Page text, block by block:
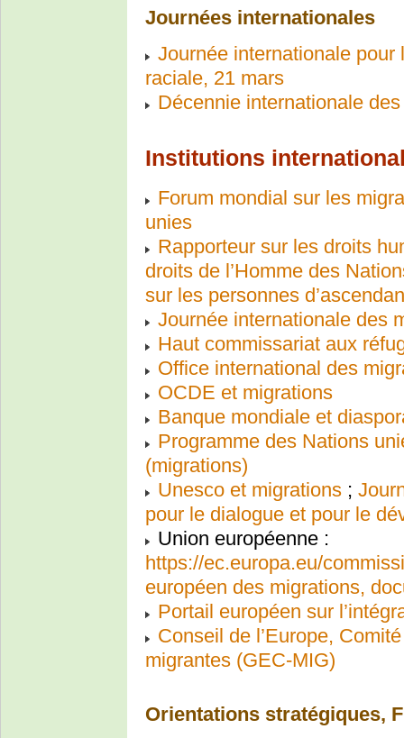
Journées internationales
Journée internationale pour
raciale, 21 mars
Décennie internationale
Institutions
Forum mondial sur les
unies
Rapporteur sur les droits
droits de l’Homme des
sur les personnes
Journée internationale des
Haut commissariat aux
Office international des
OCDE et migrations
Banque mondiale et
Programme des Nations
(migrations)
Unesco et migrations ;
pour le dialogue et pour le
Union européenne :
https://ec.europa.eu/
européen des migrations,
Portail européen sur
Conseil de l’Europe,
migrantes (GEC-MIG)
Orientations stratégiques,